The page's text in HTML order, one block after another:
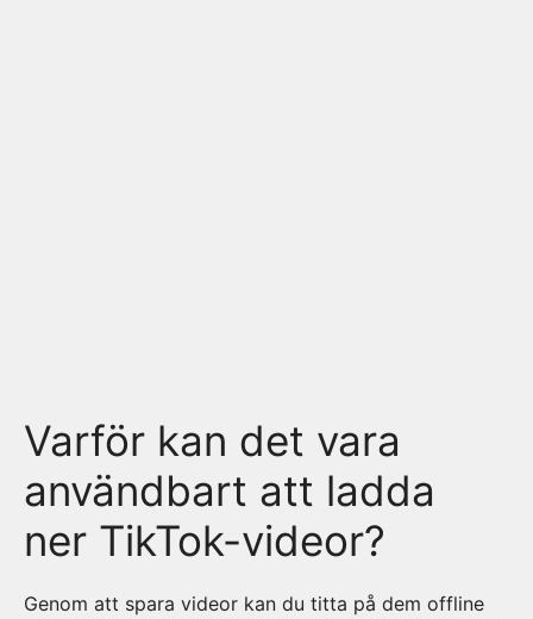
Varför kan det vara
användbart att ladda
ner TikTok-videor?
Genom att spara videor kan du titta på dem offline